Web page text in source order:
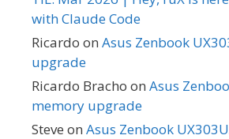
with Claude Code
Ricardo on Asus Zenbook
upgrade
Ricardo Bracho on Asus
memory upgrade
Steve on Asus Zenbook